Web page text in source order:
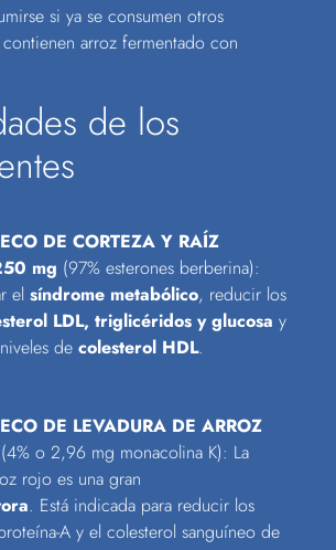
si ya se consumen otros
arroz fermentado con
de los
DE CORTEZA Y RAÍZ
mg (97% esterones berberina):
el síndrome metabólico, reducir los
LDL, triglicéridos y glucosa y
de colesterol HDL.
DE LEVADURA DE ARROZ
(4% o 2,96 mg monacolina K): La
rojo es una gran
. Está indicada para reducir los
A y el colesterol sanguíneo de